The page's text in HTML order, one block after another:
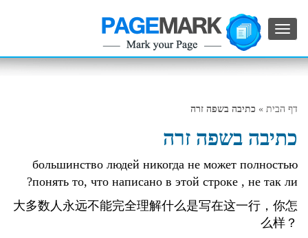
החלף
ניווט
דף הבית » כתיבה בשפה זרה
כתיבה בשפה זרה
большинство людей никогда не может полностью
понять то, что написано в этой строке , не так ли?
大多数人永远不能完全理解什么是写在这一行，你怎
么样？